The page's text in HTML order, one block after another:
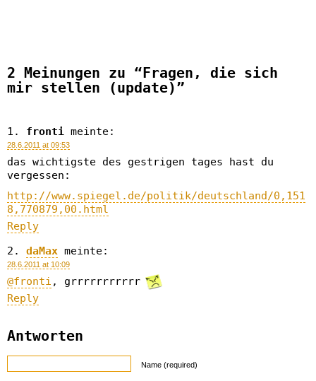
2 Meinungen zu “Fragen, die sich
mir stellen (update)”
fronti meinte:
28.6.2011 at 09:53
das wichtigste des gestrigen tages hast du
vergessen:
http://www.spiegel.de/politik/deutschland/0,151
8,770879,00.html
Reply
daMax meinte:
28.6.2011 at 10:09
@fronti , grrrrrrrrrrr
Reply
Antworten
Name (required)